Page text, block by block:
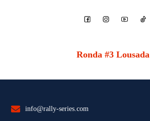
Ronda #3 Lousada
info@rally-series.com